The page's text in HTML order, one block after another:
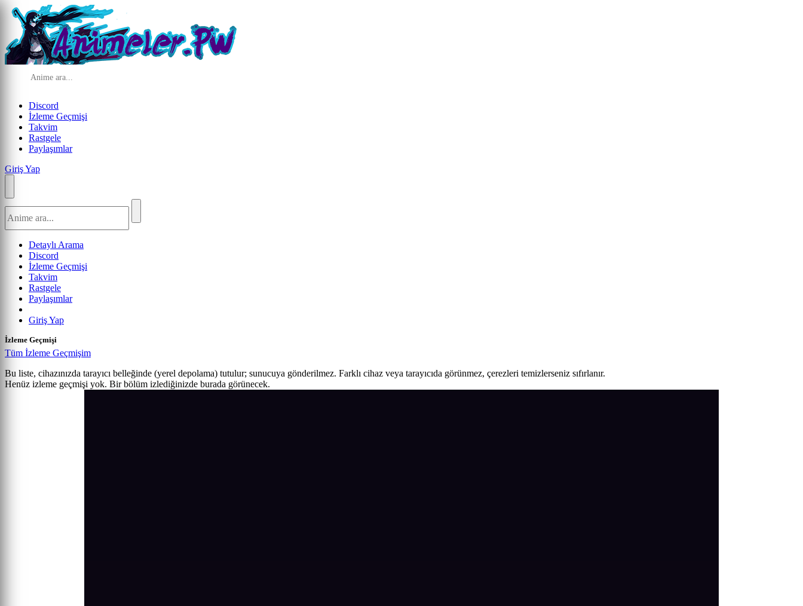
Discord
İzleme Geçmişi
Takvim
Rastgele
Paylaşımlar
Giriş Yap
Detaylı Arama
Discord
İzleme Geçmişi
Takvim
Rastgele
Paylaşımlar
Giriş Yap
İzleme Geçmişi
Tüm İzleme Geçmişim
Bu liste, cihazınızda tarayıcı belleğinde (yerel depolama) tutulur; sunucuya gönderilmez. Farklı cihaz veya tarayıcıda görünmez, çerezleri temizlerseniz sıfırlanır.
Henüz izleme geçmişi yok. Bir bölüm izlediğinizde burada görünecek.